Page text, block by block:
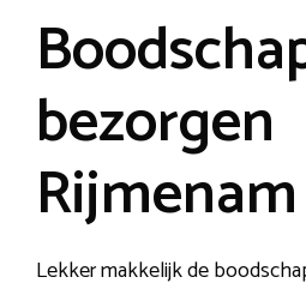
bezorgen
Rijmenam
Lekker makkelijk de